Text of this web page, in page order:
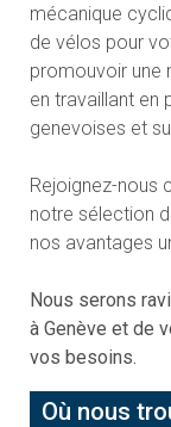
mécanique
de vélos pour
promouvoir une
en travaillant en
genevoises et
Rejoignez-nous
notre sélection
nos avantages
Nous serons
à Genève et de
vos besoins.
Où nous